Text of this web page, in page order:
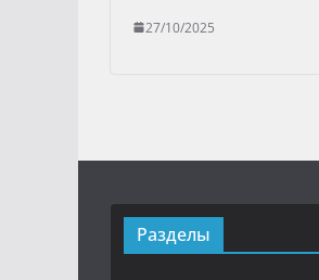
27/10/2025
Разделы